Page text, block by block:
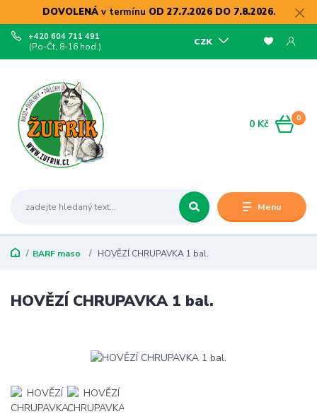
DOVOLENÁv termínu OD 27.7.2026 DO 7.8.2026.
Menu
CZK
+420 604 711 491
(Po-Čt, 8-16 hod.)
0
0 Kč
BARF maso HOVĚZÍ CHRUPAVKA 1 bal.
HOVĚZÍ CHRUPAVKA 1 bal.